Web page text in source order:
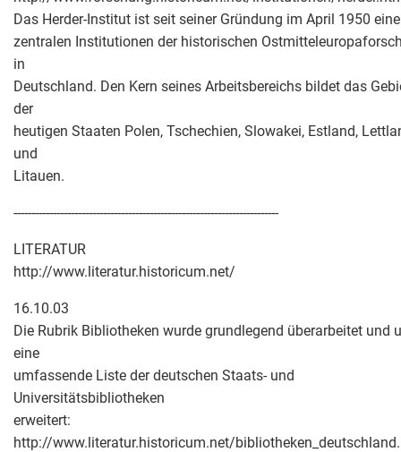
Das Herder-Institut ist seit seiner Gründung im April 1950
zentralen Institutionen der historischen
in
Deutschland. Den Kern seines Arbeitsbereichs bildet das
der
heutigen Staaten Polen, Tschechien, Slowakei, Estland,
und
Litauen.
--------------------------------------------------------------------------
LITERATUR
http://www.literatur.historicum.net/
16.10.03
Die Rubrik Bibliotheken wurde grundlegend überarbeitet und
eine
umfassende Liste der deutschen Staats- und
Universitätsbibliotheken
erweitert:
http://www.literatur.historicum.net/